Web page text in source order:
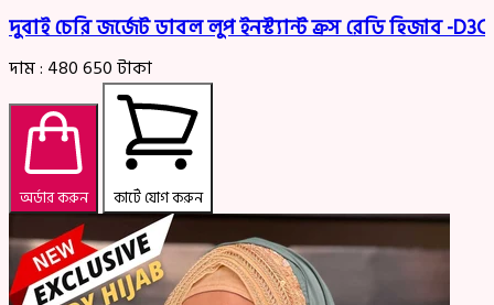
দুবাই চেরি জর্জেট ডাবল লুপ ইনস্ট্যান্ট ক্রস রেডি হিজাব -
দাম : 480650টাকা
অর্ডার করুন কার্টে যোগ করুন